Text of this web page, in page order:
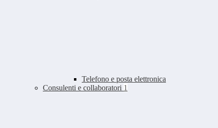
Telefono e posta elettronica
Consulenti e collaboratori 1